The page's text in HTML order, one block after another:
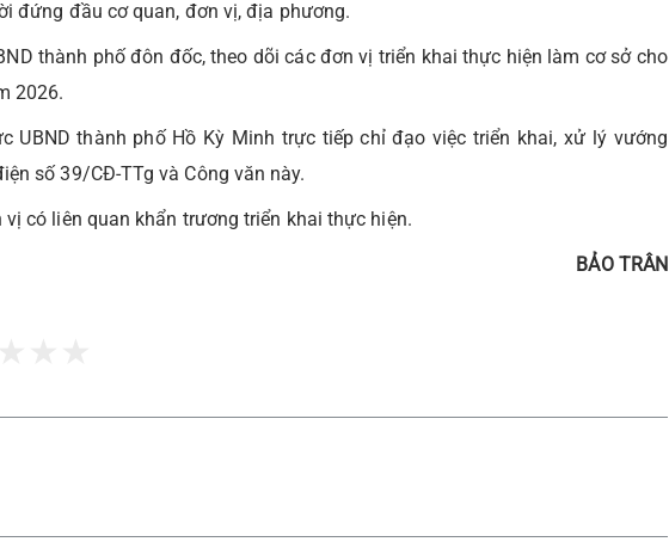
đứng đầu cơ quan, đơn vị, địa phương.
thành phố đôn đốc, theo dõi các đơn vị triển khai thực hiện làm cơ sở cho
2026.
UBND thành phố Hồ Kỳ Minh trực tiếp chỉ đạo việc triển khai, xử lý vướng
số 39/CĐ-TTg và Công văn này.
có liên quan khẩn trương triển khai thực hiện.
BẢO TRÂN